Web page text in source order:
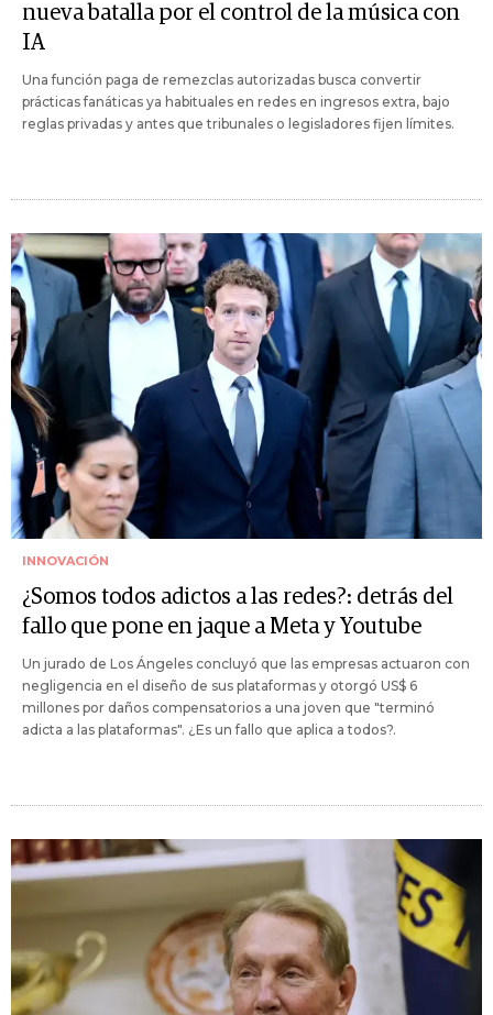
nueva batalla por el control de la música con
IA
Una función paga de remezclas autorizadas busca convertir
prácticas fanáticas ya habituales en redes en ingresos extra, bajo
reglas privadas y antes que tribunales o legisladores fijen límites.
INNOVACIÓN
¿Somos todos adictos a las redes?: detrás del
fallo que pone en jaque a Meta y Youtube
Un jurado de Los Ángeles concluyó que las empresas actuaron con
negligencia en el diseño de sus plataformas y otorgó US$ 6
millones por daños compensatorios a una joven que "terminó
adicta a las plataformas". ¿Es un fallo que aplica a todos?.